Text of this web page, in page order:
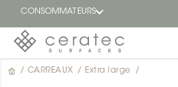
CONSOMMATEURS
En
/ CARREAUX / Extra large /